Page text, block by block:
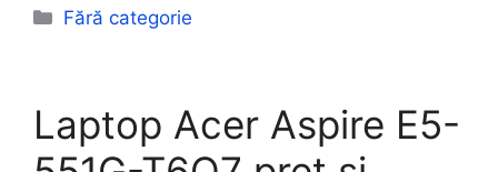
Categorii
Fără categorie
Laptop Acer Aspire E5-